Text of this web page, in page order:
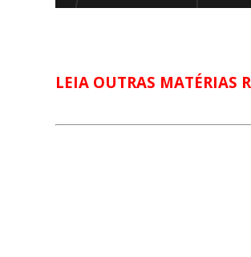
LEIA OUTRAS MATÉRIAS